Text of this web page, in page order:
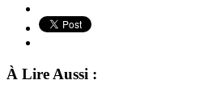
À Lire Aussi :